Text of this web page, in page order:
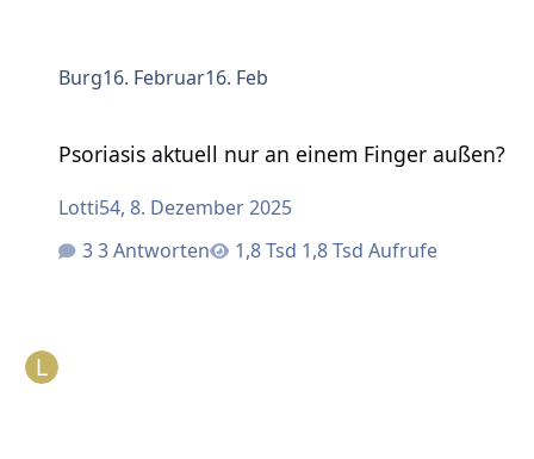
Burg16. Februar16. Feb
Psoriasis aktuell nur an einem Finger außen?
Lotti54, 8. Dezember 2025
3 Antworten
1,8 Tsd Aufrufe